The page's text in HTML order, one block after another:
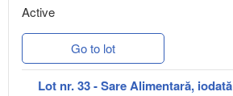
Active
Go to lot
Lot nr. 33 - Sare Alimentară, iodată